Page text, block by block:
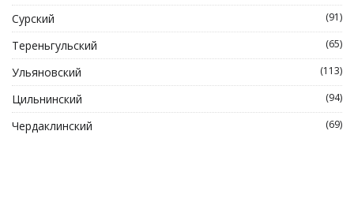
Сурский (91)
Тереньгульский (65)
Ульяновский (113)
Цильнинский (94)
Чердаклинский (69)